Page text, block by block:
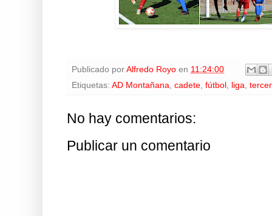
Publicado por Alfredo Royo en 11:24:00
Etiquetas: AD Montañana, cadete, fútbol , liga,
No hay comentarios:
Publicar un comentario